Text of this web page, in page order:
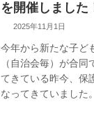
を開催しました
2025年11月1日
今年から新たな子ど
（自治会毎）が合
てきている昨今、保
なってきていまし